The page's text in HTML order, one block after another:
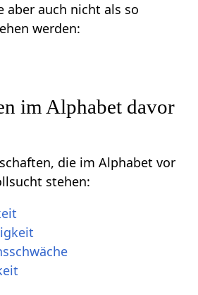
aber auch nicht als so
werden:
im Alphabet davor
die im Alphabet vor
stehen: